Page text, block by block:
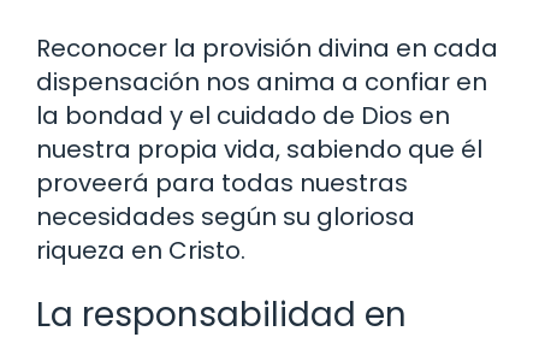
Reconocer la provisión divina en cada
dispensación nos anima a confiar en
la bondad y el cuidado de Dios en
nuestra propia vida, sabiendo que él
proveerá para todas nuestras
necesidades según su gloriosa
riqueza en Cristo.
La responsabilidad en